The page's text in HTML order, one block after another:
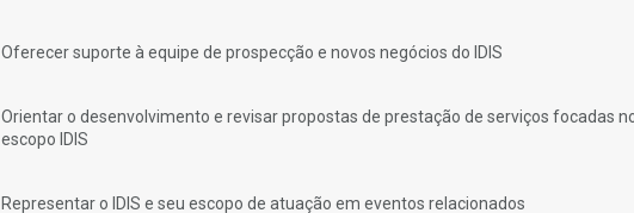
Oferecer suporte à equipe de prospecção e novos negócios do IDIS
Orientar o desenvolvimento e revisar propostas de prestação de serviços focadas
escopo IDIS
Representar o IDIS e seu escopo de atuação em eventos relacionados